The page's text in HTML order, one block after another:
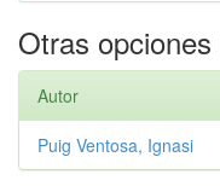
Otras
Autor
Puig Ventosa, Ignasi